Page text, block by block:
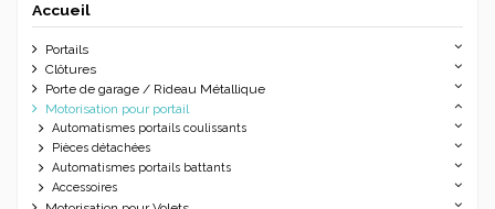
Accueil
Portails
Clôtures
Porte de garage / Rideau Métallique
Motorisation pour portail
Automatismes portails coulissants
Pièces détachées
Automatismes portails battants
Accessoires